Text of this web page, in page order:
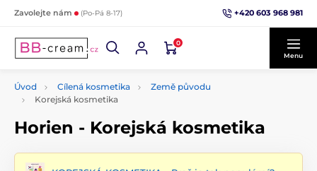
Zavolejte nám (Po-Pá 8-17) +420 603 968 981
0
Menu
Úvod Cílená kosmetika
Země původu
Korejská kosmetika
Horien - Korejská kosmetika